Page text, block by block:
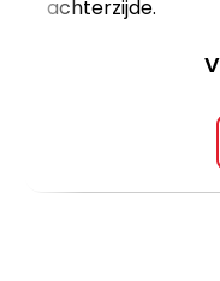
achterzijde.